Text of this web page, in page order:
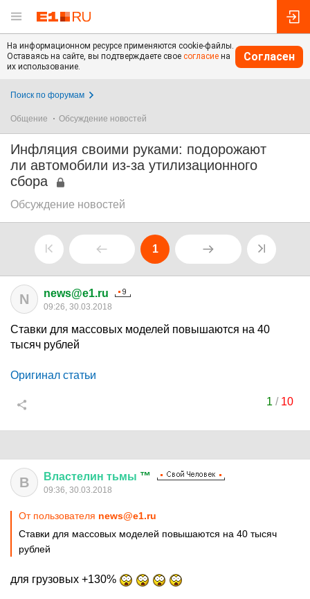
На информационном ресурсе применяются cookie-файлы.
Оставаясь на сайте, вы подтверждаете свое согласие на
их использование.
Согласен
Поиск по форумам
Общение Обсуждение новостей
Инфляция своими руками: подорожают
ли автомобили из-за утилизационного
сбора
Обсуждение новостей
1
N news@e1.ru
09:26, 30.03.2018
Ставки для массовых моделей повышаются на 40
тысяч рублей
Оригинал статьи
1 / 10
В Властелин тьмы ™
09:36, 30.03.2018
От пользователя news@e1.ru
Ставки для массовых моделей повышаются на 40 тысяч
рублей
для грузовых +130%